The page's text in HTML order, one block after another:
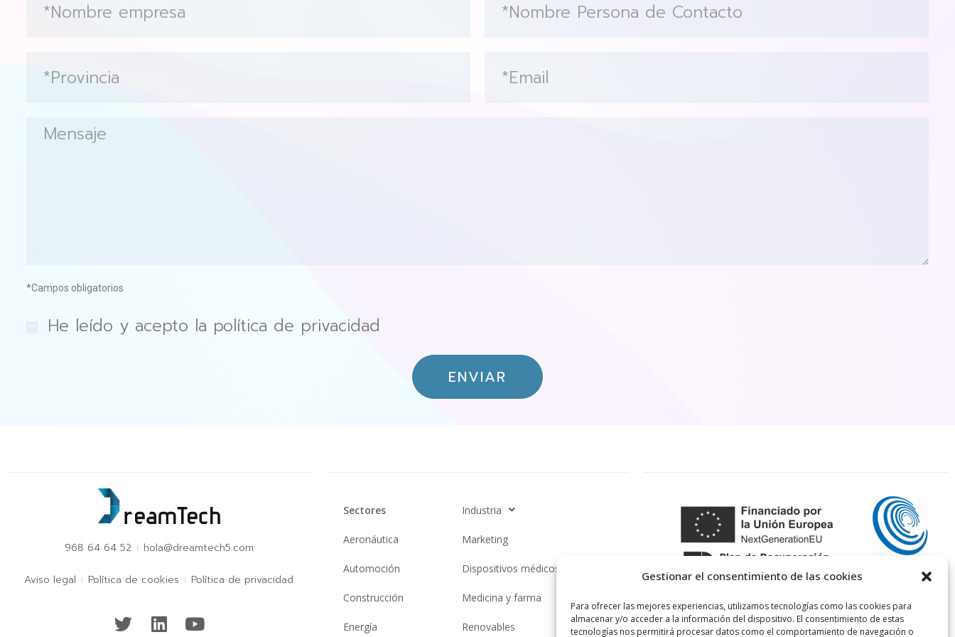
Gestionar el consentimiento de las cookies
Para ofrecer las mejores experiencias, utilizamos tecnologías como las cookies para
almacenar y/o acceder a la información del dispositivo. El consentimiento de estas
tecnologías nos permitirá procesar datos como el comportamiento de navegación o
*Campos obligatorios
He leído y acepto la política de privacidad
ENVIAR
968 64 64 52 hola@dreamtech5.com
Aviso legal Política de cookies Política de privacidad
Sectores
Aeronáutica
Automoción
Construcción
Energía
Industria
Marketing
Dispositivos médicos
Medicina y farma
Renovables